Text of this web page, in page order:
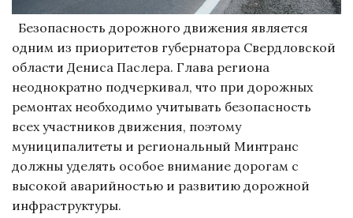
Безопасность дорожного движения является
одним из приоритетов губернатора Свердловской
области Дениса Паслера. Глава региона
неоднократно подчеркивал, что при дорожных
ремонтах необходимо учитывать безопасность
всех участников движения, поэтому
муниципалитеты и региональный Минтранс
должны уделять особое внимание дорогам с
высокой аварийностью и развитию дорожной
инфраструктуры.